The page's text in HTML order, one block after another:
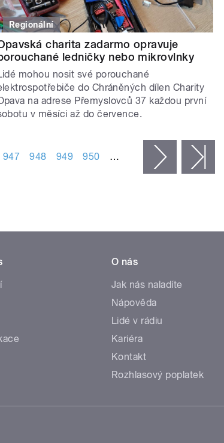
Regionální
charita zadarmo opravuje
ledničky nebo mikrovlnky
mohou nosit své porouchané
do Chráněných dílen Charity
na adrese Přemyslovců 37 každou první
v měsíci až do července.
947 948 949 950 … následující ›
O nás
Jak nás naladíte
Nápověda
Lidé v rádiu
Kariéra
Kontakt
Rozhlasový poplatek